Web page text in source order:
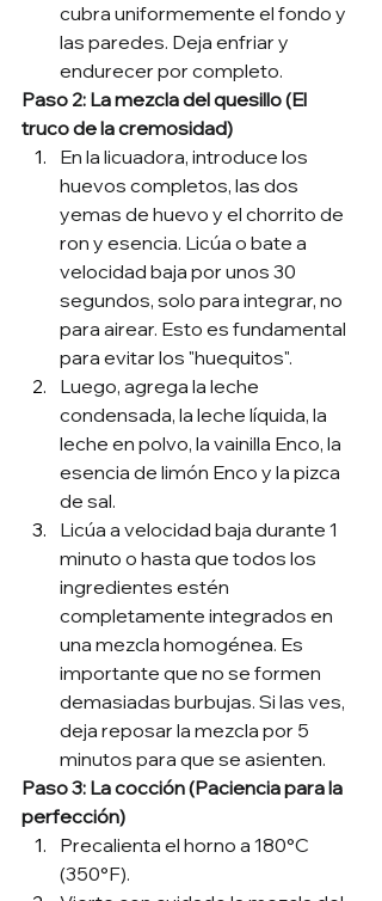
cubra uniformemente el fondo y
las paredes. Deja enfriar y
endurecer por completo.
Paso 2: La mezcla del quesillo (El
truco de la cremosidad)
En la licuadora, introduce los
huevos completos, las dos
yemas de huevo y el chorrito de
ron y esencia. Licúa o bate a
velocidad baja por unos 30
segundos, solo para integrar, no
para airear. Esto es fundamental
para evitar los "huequitos".
Luego, agrega la leche
condensada, la leche líquida, la
leche en polvo, la vainilla Enco, la
esencia de limón Enco y la pizca
de sal.
Licúa a velocidad baja durante 1
minuto o hasta que todos los
ingredientes estén
completamente integrados en
una mezcla homogénea. Es
importante que no se formen
demasiadas burbujas. Si las ves,
deja reposar la mezcla por 5
minutos para que se asienten.
Paso 3: La cocción (Paciencia para la
perfección)
Precalienta el horno a 180°C
(350°F).